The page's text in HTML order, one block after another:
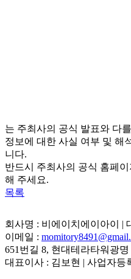
는 주최사의 공식 발표와 다
정보에 대한 사실 여부 및 해
니다.
반드시 주최사의 공식 홈페
해 주세요.
목록
회사명 : 비에이치에이아이 |
이메일 :
651번길 8, 현대테라타워광명
대표이사 : 김보현 | 사업자등